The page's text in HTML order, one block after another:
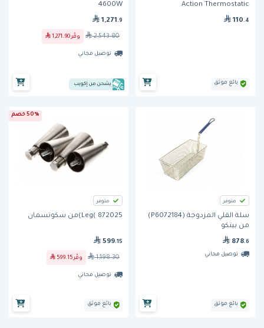
Action Thermostatic
110 .4
بائع موثق
4600W
1,271 .9
2,543.80 وفّر 1,271.90
توصيل مجاني
يشحن من إكويب
متوفر
سلة القلي المزدوجة (P6072184)
من بيتكو
878.6
توصيل مجاني
بائع موثق
50% خصم
متوفر
Leg( 872025)من سكوتسمان
599.15
1,198.30 وفّر 599.15
توصيل مجاني
بائع موثق